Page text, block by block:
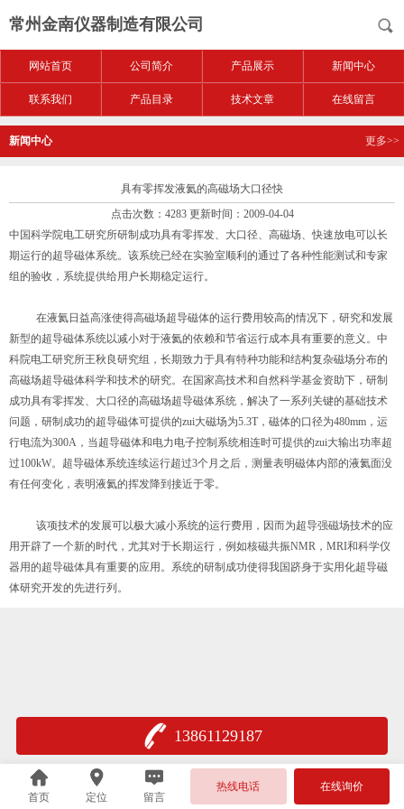
常州金南仪器制造有限公司
网站首页 公司简介 产品展示 新闻中心
联系我们 产品目录 技术文章 在线留言
新闻中心 更多>>
具有零挥发液氦的高磁场大口径快
点击次数：4283 更新时间：2009-04-04
中国科学院电工研究所研制成功具有零挥发、大口径、高磁场、快速放电可以长
期运行的超导磁体系统。该系统已经在实验室顺利的通过了各种性能测试和专家
组的验收，系统提供给用户长期稳定运行。
在液氦日益高涨使得高磁场超导磁体的运行费用较高的情况下，研究和发展
新型的超导磁体系统以减小对于液氦的依赖和节省运行成本具有重要的意义。中
科院电工研究所王秋良研究组，长期致力于具有特种功能和结构复杂磁场分布的
高磁场超导磁体科学和技术的研究。在国家高技术和自然科学基金资助下，研制
成功具有零挥发、大口径的高磁场超导磁体系统，解决了一系列关键的基础技术
问题，研制成功的超导磁体可提供的zui大磁场为5.3T，磁体的口径为480mm，运
行电流为300A，当超导磁体和电力电子控制系统相连时可提供的zui大输出功率超
过100kW。超导磁体系统连续运行超过3个月之后，测量表明磁体内部的液氦面没
有任何变化，表明液氦的挥发降到接近于零。
该项技术的发展可以极大减小系统的运行费用，因而为超导强磁场技术的应
用开辟了一个新的时代，尤其对于长期运行，例如核磁共振NMR，MRI和科学仪
器用的超导磁体具有重要的应用。系统的研制成功使得我国跻身于实用化超导磁
体研究开发的先进行列。
13861129187
首页 定位 留言
热线电话 在线询价